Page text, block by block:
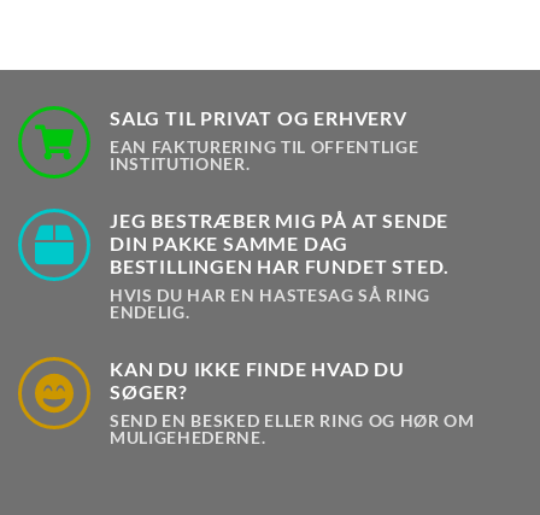
SALG TIL PRIVAT OG ERHVERV
EAN FAKTURERING TIL OFFENTLIGE
INSTITUTIONER.
JEG BESTRÆBER MIG PÅ AT SENDE
DIN PAKKE SAMME DAG
BESTILLINGEN HAR FUNDET STED.
HVIS DU HAR EN HASTESAG SÅ RING
ENDELIG.
KAN DU IKKE FINDE HVAD DU
SØGER?
SEND EN BESKED ELLER RING OG HØR OM
MULIGEHEDERNE.